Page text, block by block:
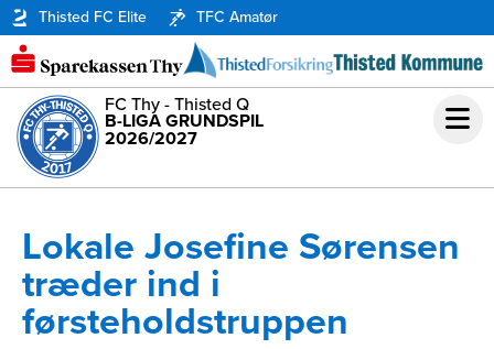
Thisted FC Elite TFC Amatør
FC Thy - Thisted Q
B-LIGA GRUNDSPIL
2026/2027
Lokale Josefine Sørensen
træder ind i
førsteholdstruppen